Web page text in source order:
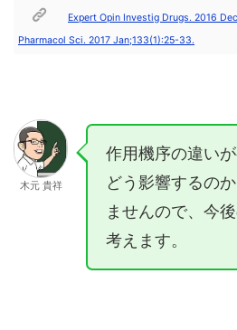
Expert Opin Investig Drugs. 2016
Pharmacol Sci. 2017 Jan;133(1):25-33.
木元 貴祥
作用機序の違い
どう影響するの
ませんので、今
考えます。